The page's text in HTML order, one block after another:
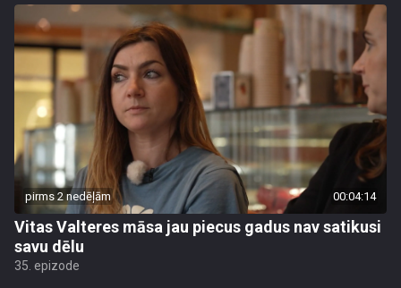
pirms 2 nedēļām 00:04:14
Vitas Valteres māsa jau piecus gadus nav satikusi
savu dēlu
35. epizode